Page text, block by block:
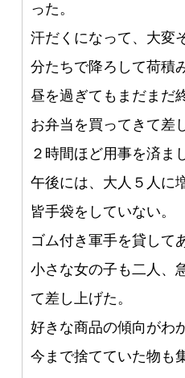
った。
汗だくになって、大変
分たちで降ろして荷積
昼を過ぎてもまだまだ
お弁当を買ってきて差
２時間ほど用事を済ま
午後には、大人５人に
皆手袋をしていない。
ゴム付き軍手を貸して
小さな女の子も二人、
て差し上げた。
好きな商品の傾向がわ
今まで捨てていた物も